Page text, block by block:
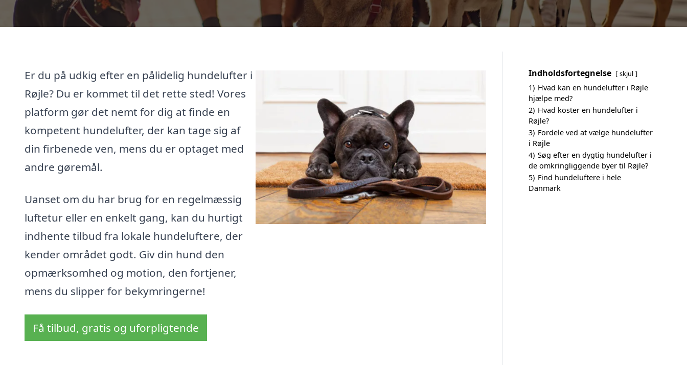
Er du på udkig efter en pålidelig hundelufter i
Røjle? Du er kommet til det rette sted! Vores
platform gør det nemt for dig at finde en
kompetent hundelufter, der kan tage sig af
din firbenede ven, mens du er optaget med
andre gøremål.
Uanset om du har brug for en regelmæssig
luftetur eller en enkelt gang, kan du hurtigt
indhente tilbud fra lokale hundeluftere, der
kender området godt. Giv din hund den
opmærksomhed og motion, den fortjener,
mens du slipper for bekymringerne!
Få tilbud, gratis og uforpligtende
Indholdsfortegnelse skjul
1) Hvad kan en hundelufter i Røjle
hjælpe med?
2) Hvad koster en hundelufter i
Røjle?
3) Fordele ved at vælge hundelufter
i Røjle
4) Søg efter en dygtig hundelufter i
de omkringliggende byer til Røjle?
5) Find hundeluftere i hele
Danmark